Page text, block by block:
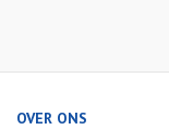
OVER ONS